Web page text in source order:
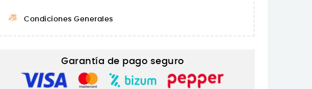
Condiciones Generales
Garantía de pago seguro